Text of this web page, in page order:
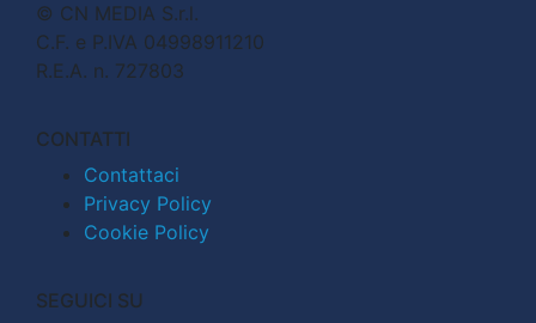
© CN MEDIA S.r.l.
C.F. e P.IVA 04998911210
R.E.A. n. 727803
CONTATTI
Contattaci
Privacy Policy
Cookie Policy
SEGUICI SU